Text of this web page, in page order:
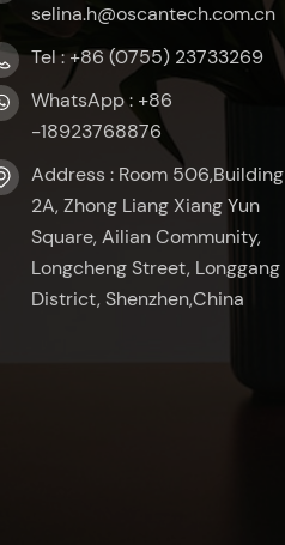
selina.h@oscantech.com.cn
Tel : +86 (0755) 23733269
WhatsApp : +86
-18923768876
Address : Room 506,Building
2A, Zhong Liang Xiang Yun
Square, Ailian Community,
Longcheng Street, Longgang
District, Shenzhen,China